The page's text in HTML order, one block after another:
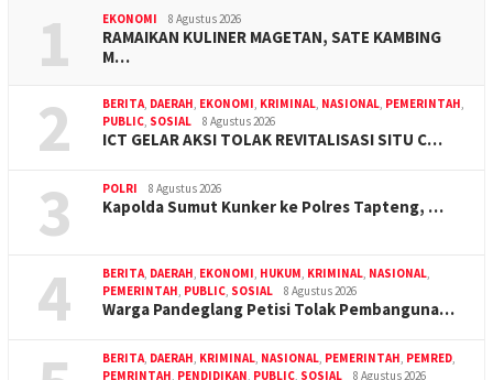
1 EKONOMI 8 Agustus 2026
RAMAIKAN KULINER MAGETAN, SATE KAMBING
M…
2 BERITA, DAERAH, EKONOMI, KRIMINAL, NASIONAL, PEMERINTAH,
PUBLIC, SOSIAL 8 Agustus 2026
ICT GELAR AKSI TOLAK REVITALISASI SITU C…
3 POLRI 8 Agustus 2026
Kapolda Sumut Kunker ke Polres Tapteng, …
4 BERITA, DAERAH, EKONOMI, HUKUM, KRIMINAL, NASIONAL,
PEMERINTAH, PUBLIC, SOSIAL 8 Agustus 2026
Warga Pandeglang Petisi Tolak Pembanguna…
BERITA, DAERAH, KRIMINAL, NASIONAL, PEMERINTAH, PEMRED,
PEMRINTAH, PENDIDIKAN, PUBLIC, SOSIAL 8 Agustus 2026